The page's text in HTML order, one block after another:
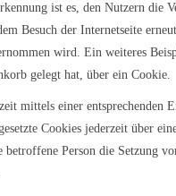
ist es, den Nutzern die
Besuch der Internetseite
wird. Ein weiteres
gelegt hat, über ein Cookie.
mittels einer entsprechenden
Cookies jederzeit über
Person die Setzung